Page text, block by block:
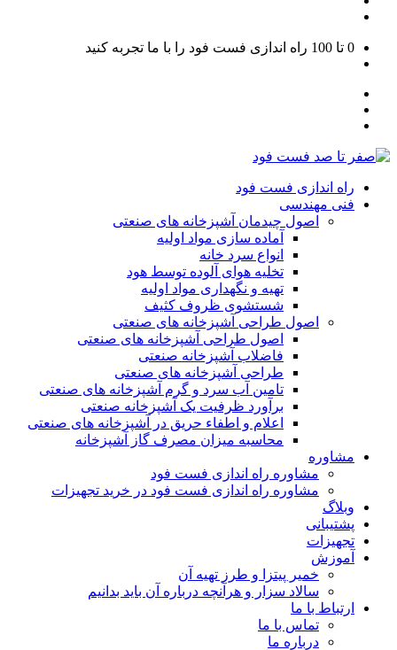
0 تا 100 راه اندازی فست فود را با ما تجربه کنید
راه اندازی فست فود
فنی مهندسی
اصول چیدمان آشپزخانه های صنعتی
آماده سازی مواد اولیه
انواع سرد خانه
تخلیه هوای آلوده توسط هود
تهیه و نگهداری مواد اولیه
شستشوی ظروف کثیف
اصول طراحی آشپزخانه های صنعتی
اصول طراحی آشپزخانه های صنعتی
فاضلاب آشپزخانه صنعتی
طراحی آشپزخانه های صنعتی
تامین آب سرد و گرم آشپزخانه های صنعتی
برآورد ظرفیت یک آشپزخانه صنعتی
اعلام و اطفاء حریق در آشپزخانه های صنعتی
محاسبه میزان مصرف گاز آشپزخانه
مشاوره
مشاوره راه اندازی فست فود
مشاوره راه اندازی فست فود در خرید تجهیزات
وبلاگ
پشتیبانی
تجهیزات
آموزش
خمیر پیتزا و طرز تهیه آن
سالاد سزار و هرآنچه درباره آن باید بدانیم
ارتباط با ما
تماس با ما
درباره ما